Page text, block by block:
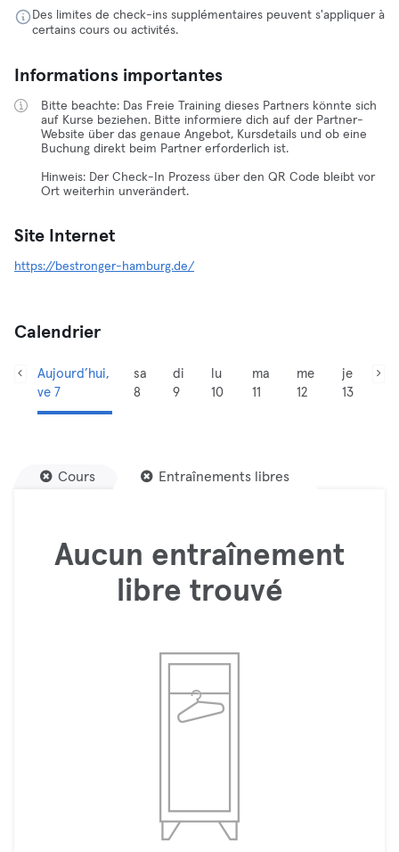
Des limites de check-ins supplémentaires peuvent s'appliquer à
certains cours ou activités.
Informations importantes
Bitte beachte: Das Freie Training dieses Partners könnte sich
auf Kurse beziehen. Bitte informiere dich auf der Partner-
Website über das genaue Angebot, Kursdetails und ob eine
Buchung direkt beim Partner erforderlich ist.
Hinweis: Der Check-In Prozess über den QR Code bleibt vor
Ort weiterhin unverändert.
Site Internet
https://bestronger-hamburg.de/
Calendrier
Aujourd’hui,
ve 7
sa
8
di
9
lu
10
ma
11
me
12
je
13
Cours Entraînements libres
Aucun entraînement
libre trouvé